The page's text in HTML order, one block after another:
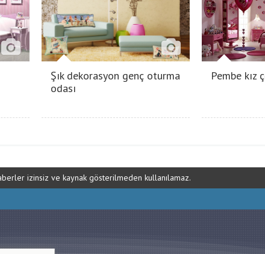
Şık dekorasyon genç oturma
odası
Pembe kız
izinsiz ve kaynak gösterilmeden kullanılamaz.